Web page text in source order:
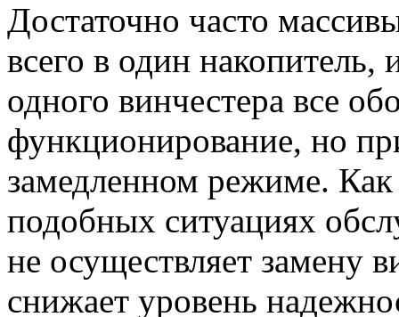
Достаточно часто
всего в один накопитель,
одного винчестера все
функционирование, но
замедленном режиме. Как
подобных ситуациях
не осуществляет замену
снижает уровень